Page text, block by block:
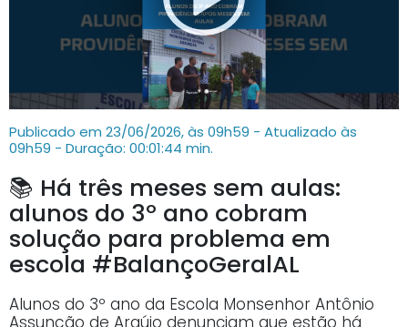
Publicado em 23/06/2026, às 09h59 - Atualizado às
09h59 - Duração: 00:01:44 min.
📚 Há três meses sem aulas:
alunos do 3º ano cobram
solução para problema em
escola #BalançoGeralAL
Alunos do 3º ano da Escola Monsenhor Antônio
Assunção de Araújo denunciam que estão há